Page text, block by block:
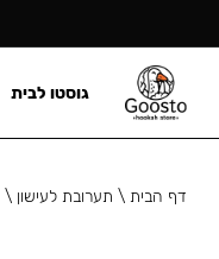
דף הבית\ תערובת לעישון \
גוסטו לבית